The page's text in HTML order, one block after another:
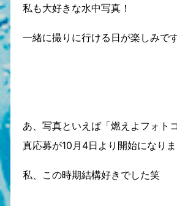
私も大好きな水中写真！
一緒に撮りに行ける日が楽しみで
あ、写真といえば「燃えよフォト
真応募が10月4日より開始になりま
私、この時期結構好きでした笑